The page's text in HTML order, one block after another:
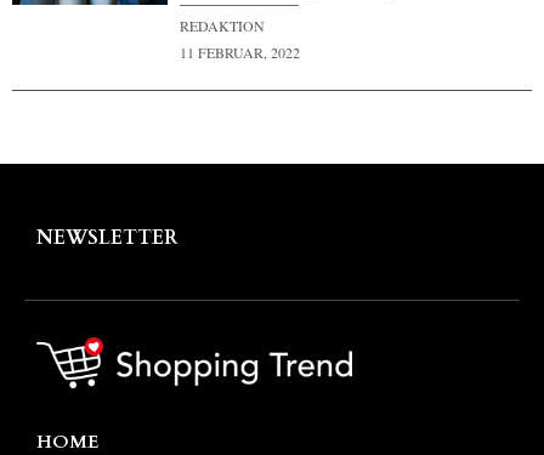
REDAKTION
11 FEBRUAR, 2022
NEWSLETTER
HOME